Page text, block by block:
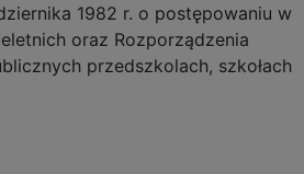
1982 r. o postępowaniu w
oraz Rozporządzenia
przedszkolach, szkołach